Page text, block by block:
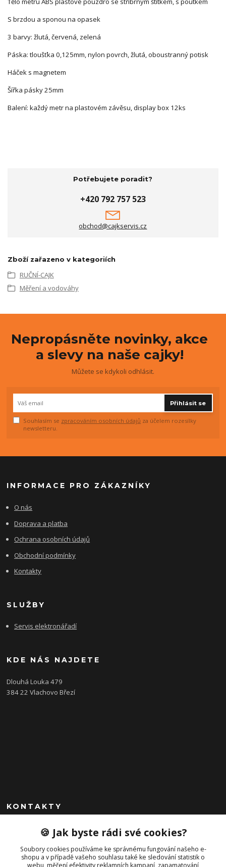
S brzdou a sponou na opasek
3 barvy: žlutá, červená, zelená
Páska: tloušťka 0,125mm, nylon povrch, žlutá, oboustranný potisk
Háček s magnetem
Šířka pásky 25mm
Balení: každý metr na plastovém závěsu, display box 12ks
Potřebujete poradit?
+420 792 757 523
obchod@cajkservis.cz
Zboží zařazeno v kategoriích
RUČNÍ-CAJK
Měření a vodováhy
Nepropásněte novinky, akce
a slevy na naše cajky!
Můžete se kdykoli odhlásit.
Přihlásit se
Souhlasím se zpracováním osobních údajů za účelem rozesílky
newsletteru.
INFORMACE PRO ZÁKAZNÍKY
O nás
Doprava a platba
Ochrana osobních údajů
Obchodní podmínky
Kontakty
SLUŽBY
Servis elektronářadí
KDE NÁS NAJDETE
Dlouhá Louka 479
384 22 Vlachovo Březí
KONTAKTY
+420 792 757 523
obchod@cajkservis.cz
🍪 Jak byste rádi své cookies?
Soubory cookies používáme ke správnému fungování našeho e-
shopu a v případě vašeho souhlasu také ke sledování statistik o
webu, měření efektivity reklamních kampaní, zapamatování